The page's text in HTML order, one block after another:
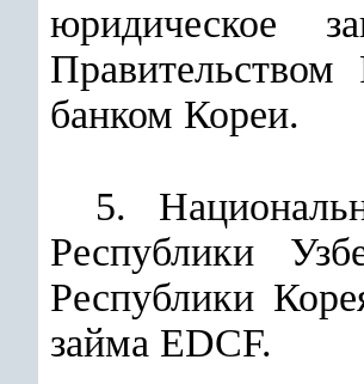
юридическое
банком Кореи.
5.
Республики
Республики
займа EDCF.